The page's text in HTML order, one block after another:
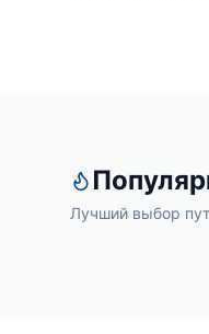
Лучший выбор